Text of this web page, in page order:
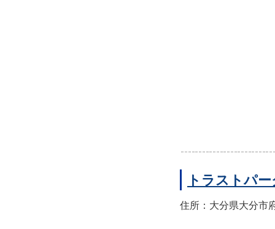
トラストパ
住所：大分県大分市